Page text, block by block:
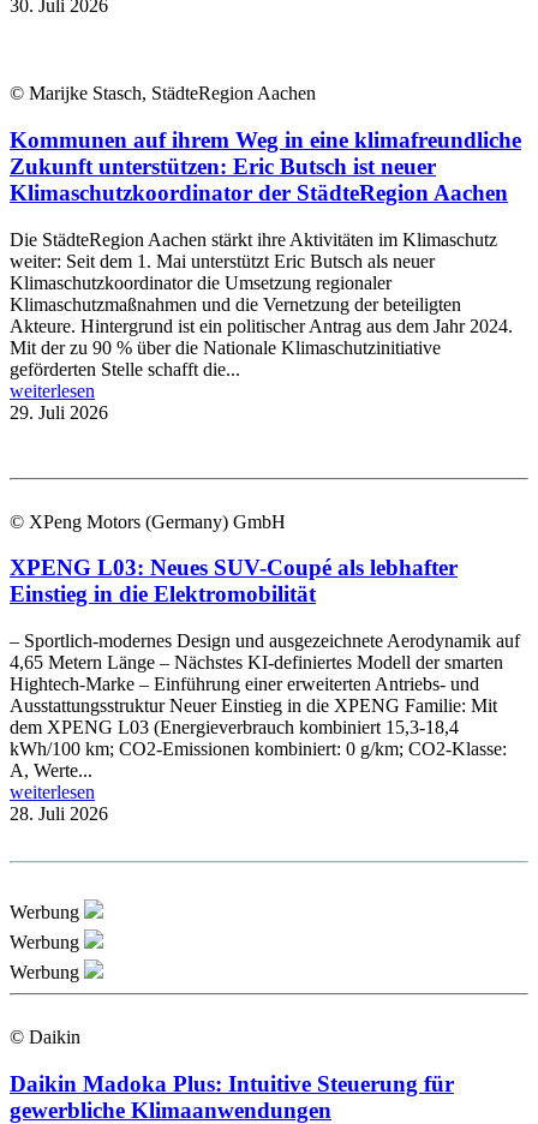
30. Juli 2026
© Marijke Stasch, StädteRegion Aachen
Kommunen auf ihrem Weg in eine klimafreundliche
Zukunft unterstützen: Eric Butsch ist neuer
Klimaschutzkoordinator der StädteRegion Aachen
Die StädteRegion Aachen stärkt ihre Aktivitäten im Klimaschutz
weiter: Seit dem 1. Mai unterstützt Eric Butsch als neuer
Klimaschutzkoordinator die Umsetzung regionaler
Klimaschutzmaßnahmen und die Vernetzung der beteiligten
Akteure. Hintergrund ist ein politischer Antrag aus dem Jahr 2024.
Mit der zu 90 % über die Nationale Klimaschutzinitiative
geförderten Stelle schafft die...
weiterlesen
29. Juli 2026
© XPeng Motors (Germany) GmbH
XPENG L03: Neues SUV-Coupé als lebhafter
Einstieg in die Elektromobilität
– Sportlich-modernes Design und ausgezeichnete Aerodynamik auf
4,65 Metern Länge – Nächstes KI-definiertes Modell der smarten
Hightech-Marke – Einführung einer erweiterten Antriebs- und
Ausstattungsstruktur Neuer Einstieg in die XPENG Familie: Mit
dem XPENG L03 (Energieverbrauch kombiniert 15,3-18,4
kWh/100 km; CO2-Emissionen kombiniert: 0 g/km; CO2-Klasse:
A, Werte...
weiterlesen
28. Juli 2026
Werbung
Werbung
Werbung
© Daikin
Daikin Madoka Plus: Intuitive Steuerung für
gewerbliche Klimaanwendungen